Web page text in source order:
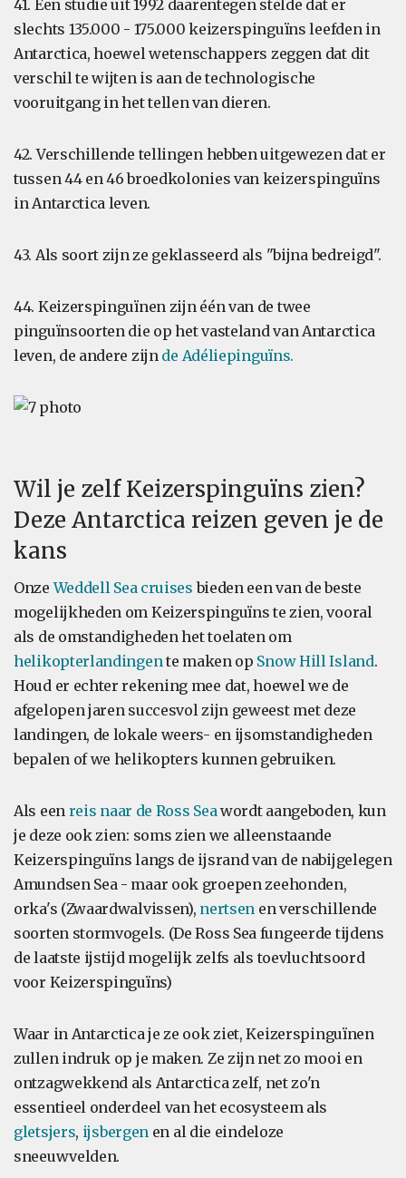
41. Een studie uit 1992 daarentegen stelde dat er
slechts 135.000 - 175.000 keizerspinguïns leefden in
Antarctica, hoewel wetenschappers zeggen dat dit
verschil te wijten is aan de technologische
vooruitgang in het tellen van dieren.
42. Verschillende tellingen hebben uitgewezen dat er
tussen 44 en 46 broedkolonies van keizerspinguïns
in Antarctica leven.
43. Als soort zijn ze geklasseerd als "bijna bedreigd".
44. Keizerspinguïnen zijn één van de twee
pinguïnsoorten die op het vasteland van Antarctica
leven, de andere zijn de Adéliepinguïns.
Wil je zelf Keizerspinguïns zien?
Deze Antarctica reizen geven je de
kans
OnzeWeddell Sea cruises bieden een van de beste
mogelijkheden om Keizerspinguïns te zien, vooral
als de omstandigheden het toelaten om
helikopterlandingente maken op Snow Hill Island.
Houd er echter rekening mee dat, hoewel we de
afgelopen jaren succesvol zijn geweest met deze
landingen, de lokale weers- en ijsomstandigheden
bepalen of we helikopters kunnen gebruiken.
Als een reis naar de Ross Seawordt aangeboden, kun
je deze ook zien: soms zien we alleenstaande
Keizerspinguïns langs de ijsrand van de nabijgelegen
Amundsen Sea - maar ook groepen zeehonden,
orka's (Zwaardwalvissen), nertsen en verschillende
soorten stormvogels. (De Ross Sea fungeerde tijdens
de laatste ijstijd mogelijk zelfs als toevluchtsoord
voor Keizerspinguïns)
Waar in Antarctica je ze ook ziet, Keizerspinguïnen
zullen indruk op je maken. Ze zijn net zo mooi en
ontzagwekkend als Antarctica zelf, net zo'n
essentieel onderdeel van het ecosysteem als
gletsjers, ijsbergen en al die eindeloze
sneeuwvelden.